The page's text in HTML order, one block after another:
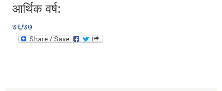
आर्थिक वर्ष:
७६/७७